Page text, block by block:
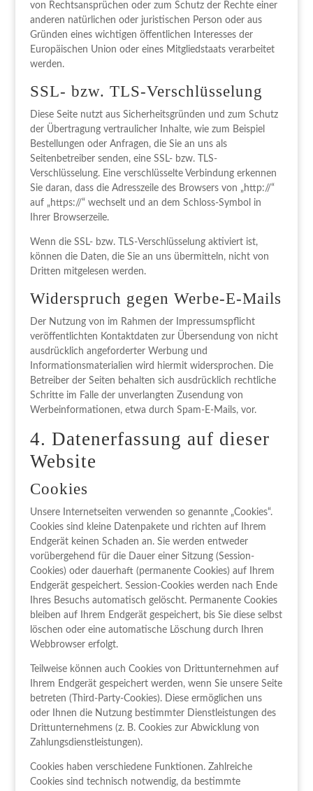
von Rechtsansprüchen oder zum Schutz der Rechte einer
anderen natürlichen oder juristischen Person oder aus
Gründen eines wichtigen öffentlichen Interesses der
Europäischen Union oder eines Mitgliedstaats verarbeitet
werden.
SSL- bzw. TLS-Verschlüsselung
Diese Seite nutzt aus Sicherheitsgründen und zum Schutz
der Übertragung vertraulicher Inhalte, wie zum Beispiel
Bestellungen oder Anfragen, die Sie an uns als
Seitenbetreiber senden, eine SSL- bzw. TLS-
Verschlüsselung. Eine verschlüsselte Verbindung erkennen
Sie daran, dass die Adresszeile des Browsers von „http://“
auf „https://“ wechselt und an dem Schloss-Symbol in
Ihrer Browserzeile.
Wenn die SSL- bzw. TLS-Verschlüsselung aktiviert ist,
können die Daten, die Sie an uns übermitteln, nicht von
Dritten mitgelesen werden.
Widerspruch gegen Werbe-E-Mails
Der Nutzung von im Rahmen der Impressumspflicht
veröffentlichten Kontaktdaten zur Übersendung von nicht
ausdrücklich angeforderter Werbung und
Informationsmaterialien wird hiermit widersprochen. Die
Betreiber der Seiten behalten sich ausdrücklich rechtliche
Schritte im Falle der unverlangten Zusendung von
Werbeinformationen, etwa durch Spam-E-Mails, vor.
4. Datenerfassung auf dieser
Website
Cookies
Unsere Internetseiten verwenden so genannte „Cookies“.
Cookies sind kleine Datenpakete und richten auf Ihrem
Endgerät keinen Schaden an. Sie werden entweder
vorübergehend für die Dauer einer Sitzung (Session-
Cookies) oder dauerhaft (permanente Cookies) auf Ihrem
Endgerät gespeichert. Session-Cookies werden nach Ende
Ihres Besuchs automatisch gelöscht. Permanente Cookies
bleiben auf Ihrem Endgerät gespeichert, bis Sie diese selbst
löschen oder eine automatische Löschung durch Ihren
Webbrowser erfolgt.
Teilweise können auch Cookies von Drittunternehmen auf
Ihrem Endgerät gespeichert werden, wenn Sie unsere Seite
betreten (Third-Party-Cookies). Diese ermöglichen uns
oder Ihnen die Nutzung bestimmter Dienstleistungen des
Drittunternehmens (z. B. Cookies zur Abwicklung von
Zahlungsdienstleistungen).
Cookies haben verschiedene Funktionen. Zahlreiche
Cookies sind technisch notwendig, da bestimmte